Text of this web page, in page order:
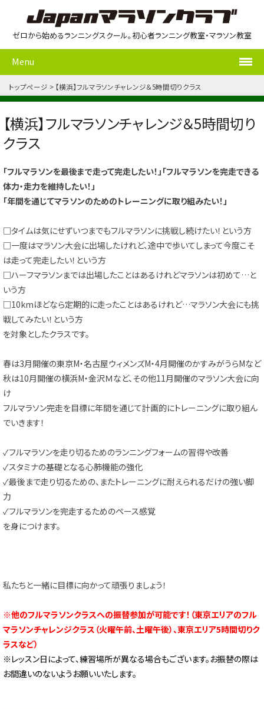
ゼロから始めるランニングスクール。初心者ランニング教室・マラソン教室
Menu
トップページ 【横浜】フルマラソンチャレンジ＆5時間切りクラス
【横浜】フルマラソンチャレンジ＆5時間切り
クラス
「フルマラソンを最後まで走って完走したい！」「フルマラソンを完走できる
体力・走力を維持したい！」
「年間を通じてマラソンのためのトレーニングに取り組みたい！」
□タイムは気にせずいつまでもフルマラソンに挑戦し続けたい！という方
□一度はマラソン大会に出場したけれど、途中で歩いてしまって今度こそ
は走って完走したい！という方
□ハーフマラソンまでは出場したことはあるけれどマラソンは初めて…と
いう方
□10kmほどなら定期的に走ったことはあるけれど…マラソン大会にも挑
戦してみたい！という方
を対象としたクラスです。
春は3月開催の東京M・名古屋ウィメンズM・4月開催のかすみがうらMなど
秋は10月開催の横浜M・金沢Ｍなど、その他11月開催のマラソン大会に向
け
フルマラソン完走を目標に年間を通じて計画的にトレーニングに取り組ん
でいきます！
✓フルマラソンを走り切るためのランニングフォームの習得や改善
✓スタミナの基礎となる心肺機能の強化
✓最後まで走り切るための、またトレーニングに耐えられるだけの強い脚
力
✓フルマラソンを完走するためのペース感覚
を身につけます。
私たちと一緒に目標に向かって頑張りましょう！
※他のフルマラソンクラスへの振替参加が可能です！（東京エリアのフル
マラソンチャレンジクラス（火曜午前、土曜午後）、東京エリア5時間切りク
ラスなど）
※レッスン日によって、練習場所が異なる場合もございます。お振替の際は
お間違いのないようお願いいたします。